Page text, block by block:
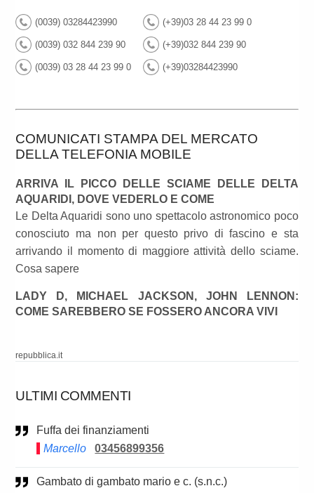
(0039) 03284423990 (+39)03 28 44 23 99 0
(0039) 032 844 239 90 (+39)032 844 239 90
(0039) 03 28 44 23 99 0 (+39)03284423990
COMUNICATI STAMPA DEL MERCATO
DELLA TELEFONIA MOBILE
ARRIVA IL PICCO DELLE SCIAME DELLE DELTA
AQUARIDI, DOVE VEDERLO E COME
Le Delta Aquaridi sono uno spettacolo astronomico poco
conosciuto ma non per questo privo di fascino e sta
arrivando il momento di maggiore attività dello sciame.
Cosa sapere
LADY D, MICHAEL JACKSON, JOHN LENNON:
COME SAREBBERO SE FOSSERO ANCORA VIVI
repubblica.it
ULTIMI COMMENTI
Fuffa dei finanziamenti
Marcello
03456899356
Gambato di gambato mario e c. (s.n.c.)